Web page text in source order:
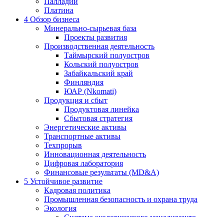
Платина
4 Обзор бизнеса
Минерально-сырьевая база
Проекты развития
Производственная деятельность
Таймырский полуостров
Кольский полуостров
Забайкальский край
Финляндия
ЮАР (Nkomati)
Продукция и сбыт
Продуктовая линейка
Сбытовая стратегия
Энергетические активы
Транспортные активы
Техпрорыв
Инновационная деятельность
Цифровая лаборатория
Финансовые результаты (MD&A)
5 Устойчивое развитие
Кадровая политика
Промышленная безопасность и охрана труда
Экология